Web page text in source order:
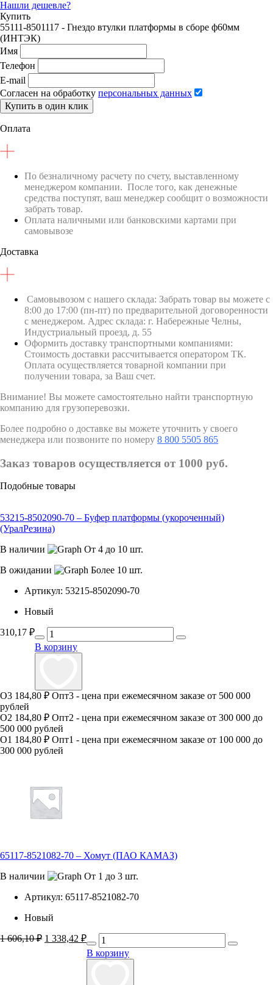
Нашли дешевле?
Купить
55111-8501117 - Гнездо втулки платформы в сборе ф60мм
(ИНТЭК)
Имя
Телефон
E-mail
Согласен на обработку персональных данных
Купить в один клик
Оплата
По безналичному расчету по счету, выставленному
менеджером компании. После того, как денежные
средства поступят, ваш менеджер сообщит о возможности
забрать товар.
Оплата наличными или банковскими картами при
самовывозе
Доставка
Самовывозом с нашего склада: Забрать товар вы можете с
8:00 до 17:00 (пн-пт) по предварительной договоренности
с менеджером. Адрес склада: г. Набережные Челны,
Индустриальный проезд, д. 55
Оформить доставку транспортными компаниями:
Стоимость доставки рассчитывается оператором ТК.
Оплата осуществляется товарной компании при
получении товара, за Ваш счет.
Внимание! Вы можете самостоятельно найти транспортную
компанию для грузоперевозки.
Более подробно о доставке вы можете уточнить у своего
менеджера или позвоните по номеру 8 800 5505 865
Заказ товаров осуществляется от 1000 руб.
Подобные товары
53215-8502090-70 – Буфер платформы (укороченный)
(УралРезина)
В наличии
От 4 до 10 шт.
В ожидании
Более 10 шт.
Артикул: 53215-8502090-70
Новый
310,17 ₽
В корзину
О3 184,80 ₽ Опт3 - цена при ежемесячном заказе от 500 000
рублей
О2 184,80 ₽ Опт2 - цена при ежемесячном заказе от 300 000 до
500 000 рублей
О1 184,80 ₽ Опт1 - цена при ежемесячном заказе от 100 000 до
300 000 рублей
65117-8521082-70 – Хомут (ПАО КАМАЗ)
В наличии
От 1 до 3 шт.
Артикул: 65117-8521082-70
Новый
1 606,10₽ Первоначальная
составляла
1 338,42 ₽ Текущая
цена:
1
В корзину